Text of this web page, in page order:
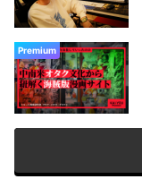
Premium